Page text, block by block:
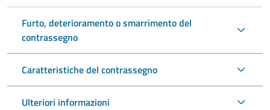
Furto, deterioramento o smarrimento del
contrassegno
Caratteristiche del contrassegno
Ulteriori informazioni